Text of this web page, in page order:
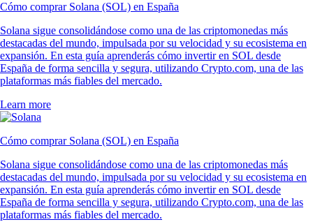
Cómo comprar Solana (SOL) en España
Solana sigue consolidándose como una de las criptomonedas más
destacadas del mundo, impulsada por su velocidad y su ecosistema en
expansión. En esta guía aprenderás cómo invertir en SOL desde
España de forma sencilla y segura, utilizando Crypto.com, una de las
plataformas más fiables del mercado.
Learn more
Cómo comprar Solana (SOL) en España
Solana sigue consolidándose como una de las criptomonedas más
destacadas del mundo, impulsada por su velocidad y su ecosistema en
expansión. En esta guía aprenderás cómo invertir en SOL desde
España de forma sencilla y segura, utilizando Crypto.com, una de las
plataformas más fiables del mercado.